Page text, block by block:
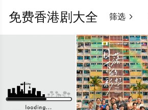
免费香港剧大全 筛选 